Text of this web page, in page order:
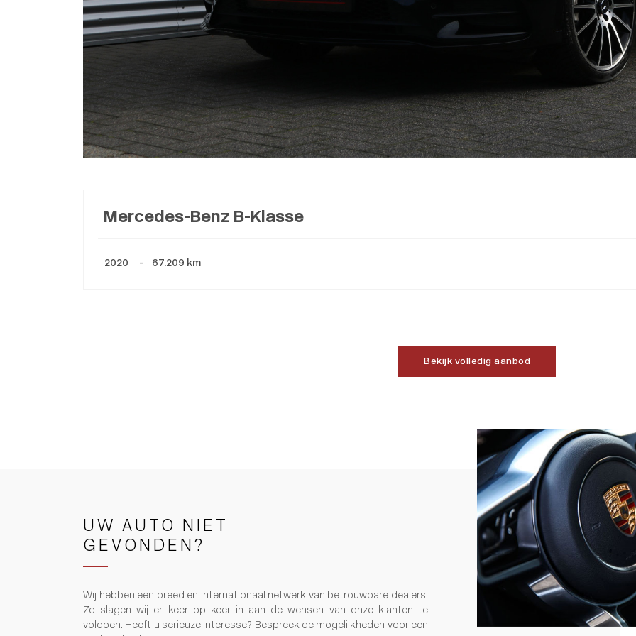
Mercedes-Benz B-Klasse
2020 - 67.209 km
Bekijk volledig aanbod
UW AUTO NIET
GEVONDEN?
Wij hebben een breed en internationaal netwerk van betrouwbare dealers.
Zo slagen wij er keer op keer in aan de wensen van onze klanten te
voldoen. Heeft u serieuze interesse? Bespreek de mogelijkheden voor een